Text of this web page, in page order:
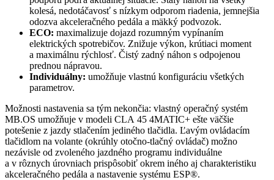
kolesá, nedotáčavosť s nízkym odporom riadenia, jemnejšia
odozva akceleračného pedála a mäkký podvozok.
ECO: maximalizuje dojazd rozumným vypínaním
elektrických spotrebičov. Znižuje výkon, krútiaci moment
a maximálnu rýchlosť. Čistý zadný náhon s odpojenou
prednou nápravou.
Individuálny: umožňuje vlastnú konfiguráciu všetkých
parametrov.
Možnosti nastavenia sa tým nekončia: vlastný operačný systém
MB.OS umožňuje v modeli CLA 45 4MATIC+ ešte väčšie
potešenie z jazdy stlačením jediného tlačidla. Ľavým ovládacím
tlačidlom na volante (okrúhly otočno-tlačný ovládač) možno
nezávisle od zvoleného jazdného programu individuálne
a v rôznych úrovniach prispôsobiť okrem iného aj charakteristiku
akceleračného pedála a nastavenie systému ESP®.